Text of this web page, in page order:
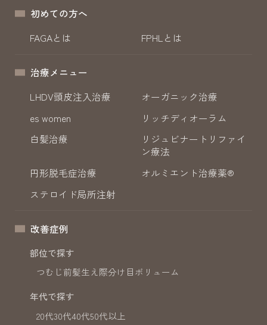
初めての方へ
FAGAとは
FPHLとは
治療メニュー
LHDV頭皮注入治療
オーガニック治療
es women
リッチディオーラム
白髪治療
リジュビナートリファイ
ン療法
円形脱毛症治療
オルミエント治療薬®
ステロイド局所注射
改善症例
部位で探す
つむじ前髪生え際分け目ボリューム
年代で探す
20代30代40代50代以上